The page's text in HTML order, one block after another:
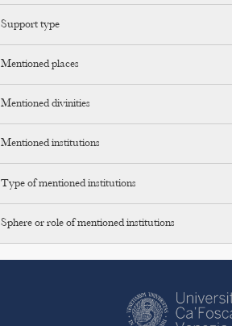
Support type
Mentioned places
Mentioned divinities
Mentioned institutions
Type of mentioned institutions
Sphere or role of mentioned institutions